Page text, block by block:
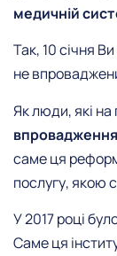
медичній
Так, 10 січня
не
Як люди, які на
впровадження
саме ця
послугу, якою
У 2017 році
Саме ця